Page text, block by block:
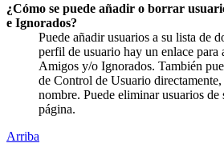
¿Cómo se puede añadir o borrar
e Ignorados?
Puede añadir usuarios a su lista de
perfil de usuario hay un enlace para
Amigos y/o Ignorados. También
de Control de Usuario
nombre. Puede eliminar usuarios de
página.
Arriba